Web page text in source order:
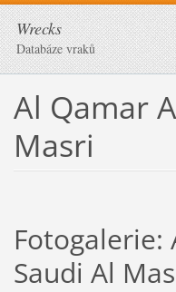
Wrecks
Databáze vraků
Al Qamar
Masri
Fotogalerie:
Saudi Al